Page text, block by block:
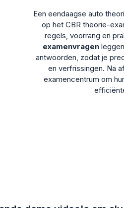
Een eendaagse auto
op het CBR theorie-
regels, voorrang en
examenvragen
antwoorden, zodat je
en verfrissingen. Na
examencentrum om